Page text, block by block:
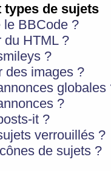
types de sujets
le BBCode ?
du HTML ?
?
des images ?
globales
?
it ?
verrouillés ?
de sujets ?